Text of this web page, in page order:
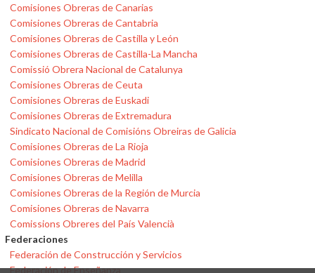
Comisiones Obreras de Canarias
Comisiones Obreras de Cantabria
Comisiones Obreras de Castilla y León
Comisiones Obreras de Castilla-La Mancha
Comissió Obrera Nacional de Catalunya
Comisiones Obreras de Ceuta
Comisiones Obreras de Euskadi
Comisiones Obreras de Extremadura
Sindicato Nacional de Comisións Obreiras de Galicia
Comisiones Obreras de La Rioja
Comisiones Obreras de Madrid
Comisiones Obreras de Melilla
Comisiones Obreras de la Región de Murcia
Comisiones Obreras de Navarra
Comissions Obreres del País Valencià
Federaciones
Federación de Construcción y Servicios
Federación de Enseñanza